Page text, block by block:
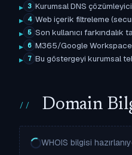
3 Kurumsal DNS
4 Web içerik filtreleme
5 Son kullanıcı farkındalık
6 M365/Google Workspace
7 Bu göstergeyi kurumsal
Domain
WHOIS bilgisi